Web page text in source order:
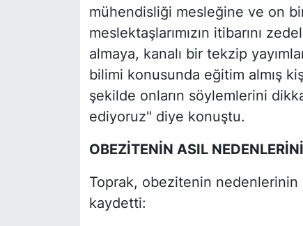
mühendisliği mesleğine ve on
meslektaşlarımızın itibarını
almaya, kanalı bir tekzip
bilimi konusunda eğitim almış
şekilde onların söylemlerini
ediyoruz" diye konuştu.
OBEZİTENİN ASIL
Toprak, obezitenin nedenlerinin
kaydetti: